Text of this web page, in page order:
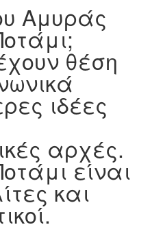
Αμυράς
θέση
ιδέες
αρχές.
είναι
και